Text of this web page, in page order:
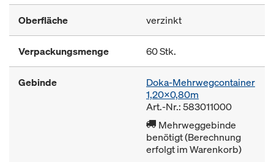
Oberfläche verzinkt
Verpackungsmenge 60 Stk.
Gebinde
Doka-Mehrwegcontainer
1,20x0,80m
Art.-Nr.: 583011000
Mehrweggebinde
benötigt (Berechnung
erfolgt im Warenkorb)